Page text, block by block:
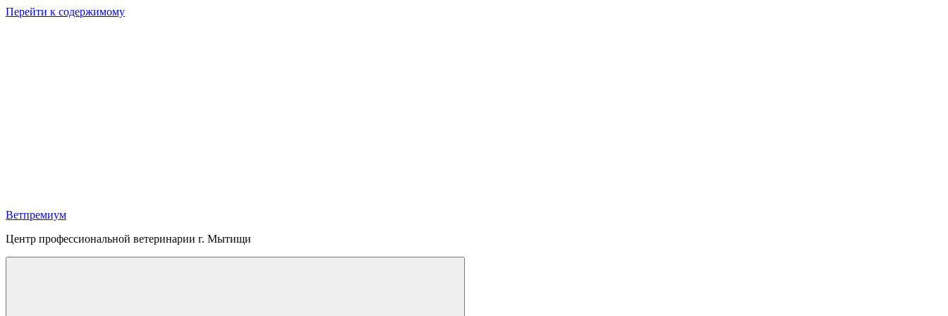
Перейти к содержимому
Ветпремиум
Центр профессиональной ветеринарии г. Мытищи